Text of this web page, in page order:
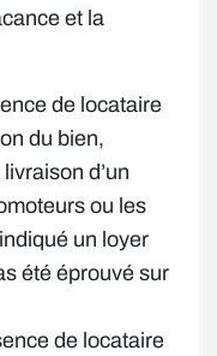
et la
de locataire
du bien,
d’un
ou les
un loyer
été éprouvé sur
de locataire